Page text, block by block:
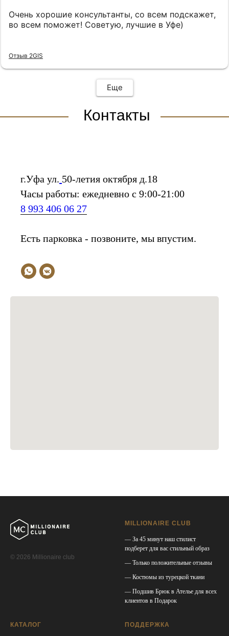
Очень хорошие консультанты, со всем подскажет,
во всем поможет! Советую, лучшие в Уфе)
Отзыв 2GIS
Еще
Контакты
г.Уфа ул. 50-летия октября д.18
Часы работы: ежедневно с 9:00-21:00
8 993 406 06 27
Есть парковка - позвоните, мы впустим.
© 2026 Millionaire club
MILLIONAIRE CLUB
— За 45 минут наш стилист
подберет для вас стильный образ
— Только положительные отзывы
— Костюмы из турецкой ткани
— Подшив Брюк в Ателье для всех
клиентов в Подарок
КАТАЛОГ ПОДДЕРЖКА